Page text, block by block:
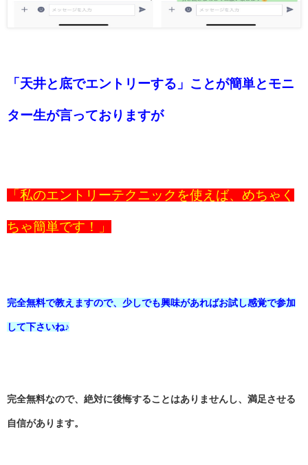
「天井と底でエントリーする」ことが簡単とモニ
ター生が言っておりますが
「私のエントリーテクニックを使えば、めちゃく
ちゃ簡単です！」
完全無料で教えますので、少しでも興味があればお試し感覚で参加
して下さいね♪
完全無料なので、絶対に後悔することはありませんし、満足させる
自信があります。